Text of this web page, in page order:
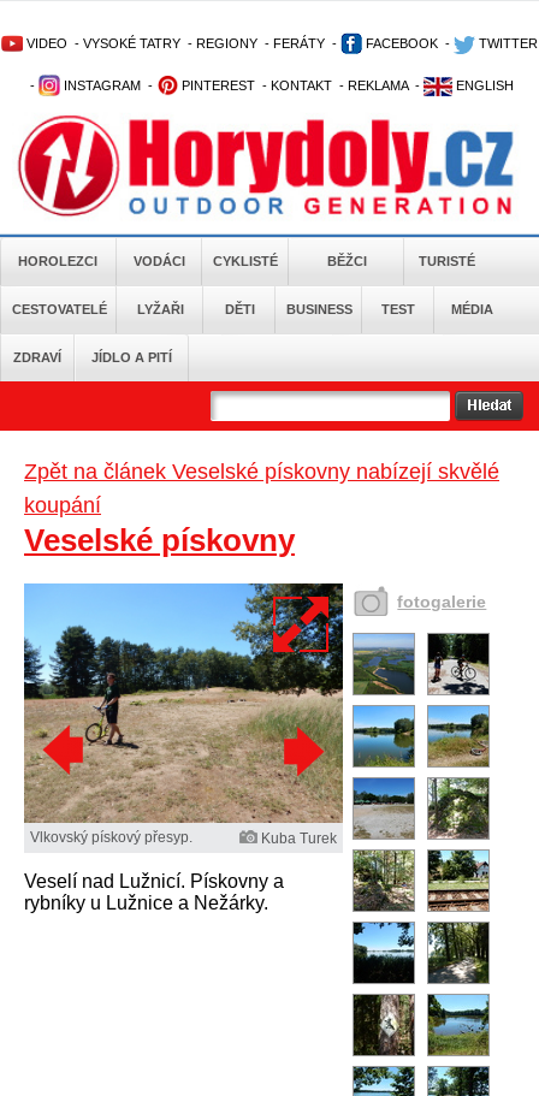
VIDEO - VYSOKÉ TATRY - REGIONY - FERÁTY - FACEBOOK - TWITTER
- INSTAGRAM - PINTEREST - KONTAKT - REKLAMA - ENGLISH
HOROLEZCI VODÁCI CYKLISTÉ BĚŽCI TURISTÉ
CESTOVATELÉ LYŽAŘI DĚTI BUSINESS TEST MÉDIA
ZDRAVÍ JÍDLO A PITÍ
Zpět na článek Veselské pískovny nabízejí skvělé
koupání
Veselské pískovny
Vlkovský pískový přesyp. Kuba Turek
Veselí nad Lužnicí. Pískovny a
rybníky u Lužnice a Nežárky.
fotogalerie